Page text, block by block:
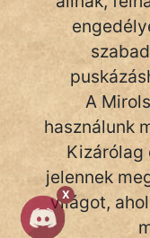
X
A
használunk
Kizárólag
jelennek
világot,